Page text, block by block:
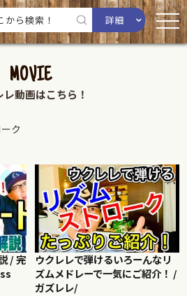
詳細
MOVIE
レ動画はこちら！
ク
/ 完
ウクレレで弾けるいろーんなリ
ズムメドレーで一気にご紹介！ /
ガズレレ/